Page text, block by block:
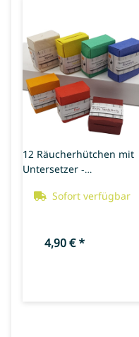
12 Räucherhütchen mit
Untersetzer -
Sofort verfügbar
4,90 €*